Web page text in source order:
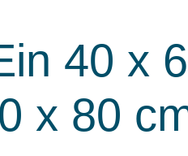
40 x
x 80